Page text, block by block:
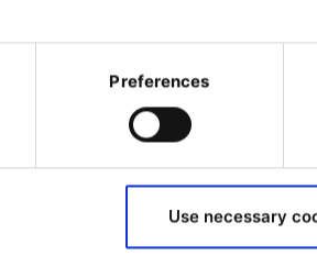
Preferences
Use necessary